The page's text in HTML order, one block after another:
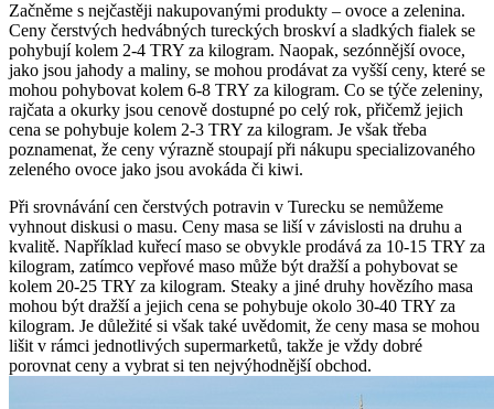
Začněme s nejčastěji nakupovanými produkty – ovoce a zelenina.
Ceny čerstvých hedvábných tureckých broskví a sladkých fialek se
pohybují kolem 2-4 TRY za kilogram. Naopak, sezónnější ovoce,
jako jsou jahody a maliny, se mohou prodávat za vyšší ceny, které se
mohou pohybovat kolem 6-8 TRY za kilogram. Co se týče zeleniny,
rajčata a okurky jsou cenově dostupné po celý rok, přičemž jejich
cena se pohybuje kolem 2-3 TRY za kilogram. Je však třeba
poznamenat, že ceny výrazně stoupají při nákupu specializovaného
zeleného ovoce jako jsou avokáda či kiwi.
Při srovnávání cen čerstvých potravin v Turecku se nemůžeme
vyhnout diskusi o masu. Ceny masa se liší v závislosti na druhu a
kvalitě. Například kuřecí maso se obvykle prodává za 10-15 TRY za
kilogram, zatímco vepřové maso může být dražší a pohybovat se
kolem 20-25 TRY za kilogram. Steaky a jiné druhy hovězího masa
mohou být dražší a jejich cena se pohybuje okolo 30-40 TRY za
kilogram. Je důležité si však také uvědomit, že ceny masa se mohou
lišit v rámci jednotlivých supermarketů, takže je vždy dobré
porovnat ceny a vybrat si ten nejvýhodnější obchod.